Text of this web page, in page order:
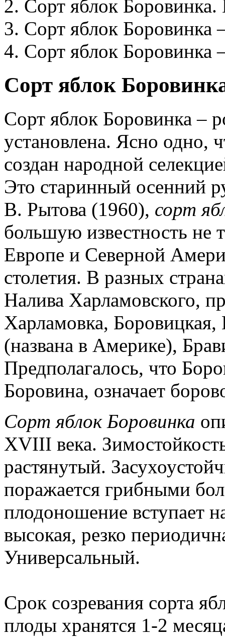
2. Сорт яблок
3. Сорт яблок Боровинка
4. Сорт яблок Боровинка
Сорт яблок
Сорт яблок Боровинка –
установлена. Ясно одно,
создан народной
Это старинный осенний
В. Рытова (1960), сорт
большую известность не
Европе и Северной
столетия. В разных
Налива Харламовского,
Харламовка, Боровицкая,
(названа в Америке),
Предполагалось, что
Боровина, означает
Сорт яблок Боровинка
ХVIII века.
растянутый.
поражается грибными
плодоношение вступает
высокая, резко
Универсальный.
Срок созревания сорта
плоды хранятся 1-2